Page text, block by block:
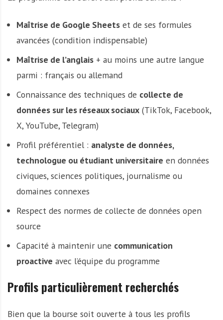
Maîtrise de Google Sheetset de ses formules
avancées (condition indispensable)
Maîtrise de l’anglais+ au moins une autre langue
parmi : français ou allemand
Connaissance des techniques de collecte de
données sur les réseaux sociaux(TikTok, Facebook,
X, YouTube, Telegram)
Profil préférentiel : analyste de données,
technologue ou étudiant universitaire en données
civiques, sciences politiques, journalisme ou
domaines connexes
Respect des normes de collecte de données open
source
Capacité à maintenir une communication
proactive avec l’équipe du programme
Profils particulièrement recherchés
Bien que la bourse soit ouverte à tous les profils